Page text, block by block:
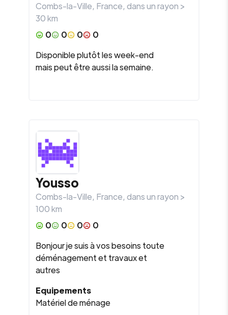
Combs-la-Ville, France, dans un rayon >
30km
0
0 0
0
Disponible plutôt les week-end
mais peut être aussi la semaine.
Yousso
Combs-la-Ville, France, dans un rayon >
100km
0
0 0
0
Bonjour je suis à vos besoins toute
déménagement et travaux et
autres
Equipements
Matériel de ménage